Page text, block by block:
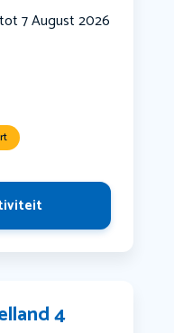
7 August 2026
4